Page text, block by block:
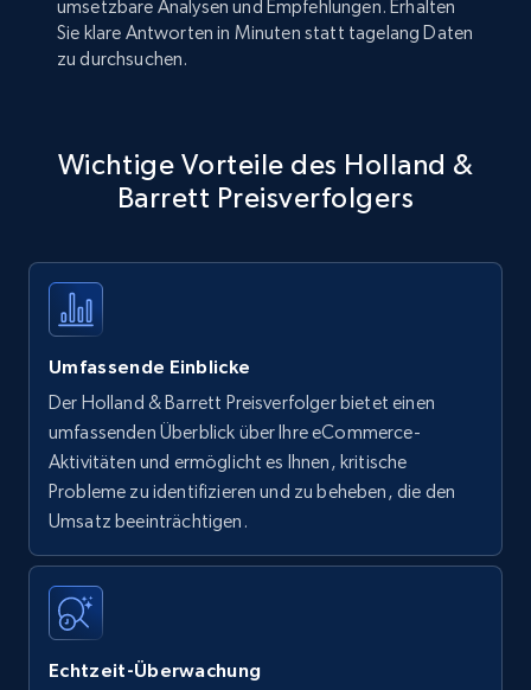
umsetzbare Analysen und Empfehlungen. Erhalten
Sie klare Antworten in Minuten statt tagelang Daten
zu durchsuchen.
Wichtige Vorteile des Holland &
Barrett Preisverfolgers
Umfassende Einblicke
Der Holland & Barrett Preisverfolger bietet einen
umfassenden Überblick über Ihre eCommerce-
Aktivitäten und ermöglicht es Ihnen, kritische
Probleme zu identifizieren und zu beheben, die den
Umsatz beeinträchtigen.
Echtzeit-Überwachung